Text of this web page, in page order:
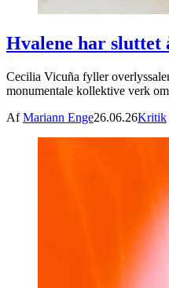
Hvalene har sluttet
Cecilia Vicuña fyller
monumentale kollektive verk
AfMariann Enge26.06.26Kritik